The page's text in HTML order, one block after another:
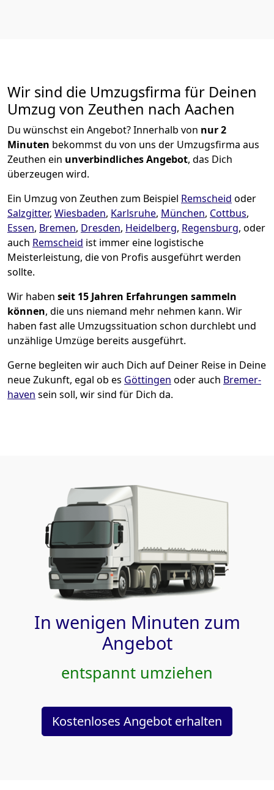
Wir sind die Umzugsfirma für Deinen
Umzug von Zeuthen nach Aachen
Du wünschst ein Angebot? Innerhalb von nur 2
Minuten bekommst du von uns der Umzugsfirma aus
Zeuthen ein unverbindliches Angebot, das Dich
überzeugen wird.
Ein Umzug von Zeuthen zum Beispiel Remscheid oder
Salzgitter, Wiesbaden, Karlsruhe, München, Cottbus,
Essen, Bremen, Dresden, Heidelberg, Regensburg, oder
auch Remscheid ist immer eine logistische
Meisterleistung, die von Profis ausgeführt werden
sollte.
Wir haben seit 15 Jahren Erfahrungen sammeln
können, die uns niemand mehr nehmen kann. Wir
haben fast alle Umzugssituation schon durchlebt und
unzählige Umzüge bereits ausgeführt.
Gerne begleiten wir auch Dich auf Deiner Reise in Deine
neue Zukunft, egal ob es Göttingen oder auch Bremer­
haven sein soll, wir sind für Dich da.
In wenigen Minuten zum
Angebot
entspannt umziehen
Kostenloses Angebot erhalten